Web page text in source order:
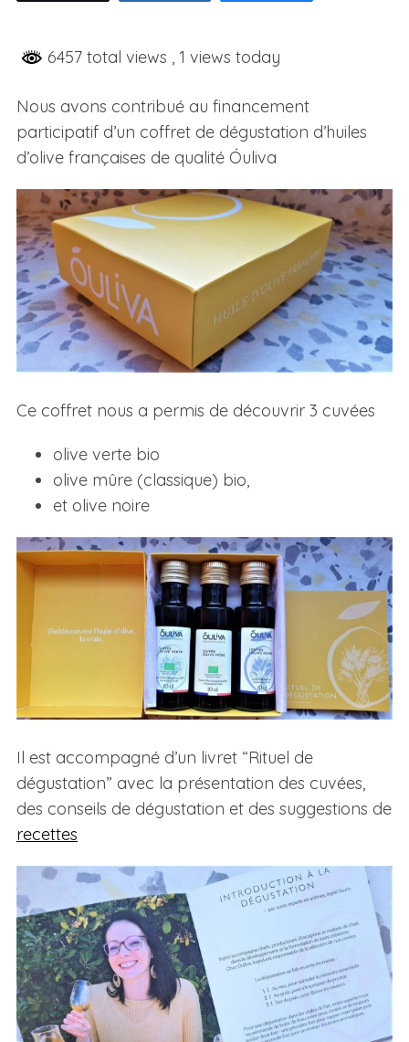
6457 total views , 1 views today
Nous avons contribué au financement
participatif d’un coffret de dégustation d’huiles
d’olive françaises de qualité Óuliva
Ce coffret nous a permis de découvrir 3 cuvées
olive verte bio
olive mûre (classique) bio,
et olive noire
Il est accompagné d’un livret “Rituel de
dégustation” avec la présentation des cuvées,
des conseils de dégustation et des suggestions de
recettes